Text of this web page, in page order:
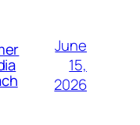
June
15,
2026